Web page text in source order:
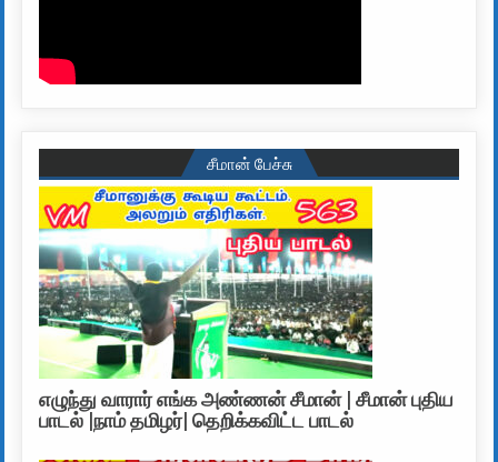
சீமான் பேச்சு
எழுந்து வாரார் எங்க அண்ணன் சீமான் | சீமான் புதிய
பாடல் |நாம் தமிழர்| தெறிக்கவிட்ட பாடல்